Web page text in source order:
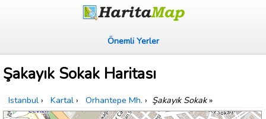
Önemli Yerler
Şakayık Sokak Haritası
Istanbul › Kartal › Orhantepe Mh. › Şakayık Sokak»